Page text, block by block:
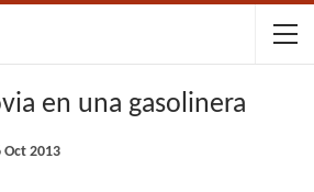
en una gasolinera
Oct 2013